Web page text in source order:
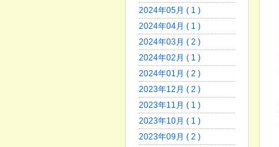
2024年05月 ( 1 )
2024年04月 ( 1 )
2024年03月 ( 2 )
2024年02月 ( 1 )
2024年01月 ( 2 )
2023年12月 ( 2 )
2023年11月 ( 1 )
2023年10月 ( 1 )
2023年09月 ( 2 )